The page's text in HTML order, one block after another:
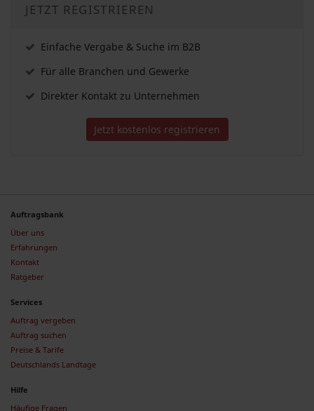
JETZT REGISTRIEREN
Einfache Vergabe & Suche im B2B
Für alle Branchen und Gewerke
Direkter Kontakt zu Unternehmen
Jetzt kostenlos registrieren
Auftragsbank
Über uns
Erfahrungen
Kontakt
Ratgeber
Services
Auftrag vergeben
Auftrag suchen
Preise & Tarife
Deutschlands Landtage
Hilfe
Häufige Fragen